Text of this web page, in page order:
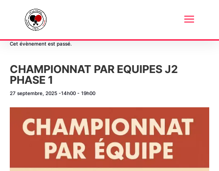
« Tous les Évènements
Cet évènement est passé.
CHAMPIONNAT PAR EQUIPES J2
PHASE 1
27 septembre, 2025 -14h00 - 19h00